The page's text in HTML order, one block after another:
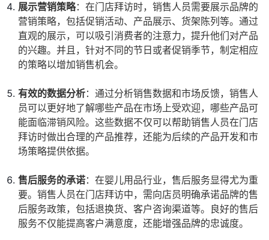
展示营销策略：在门店拜访时，销售人员需要展示品牌的
营销策略，包括促销活动、产品展示、货架陈列等。通过
直观的展示，可以吸引消费者的注意力，提升他们对产品
的兴趣。并且，针对不同的节日或者促销季节，制定相应
的策略以增加销售机会。
有效的数据分析：通过分析销售数据和市场反馈，销售人
员可以更好地了解哪些产品在市场上受欢迎，哪些产品可
能面临滞销风险。这些数据不仅可以帮助销售人员在门店
拜访时做出合理的产品推荐，还能为后续的产品开发和市
场策略提供依据。
售后服务的承诺：在婴儿用品行业，售后服务显得尤为重
要。销售人员在门店拜访中，需向店员明确承诺品牌的售
后服务政策，包括退换货、客户咨询渠道等。良好的售后
服务不仅能提高客户满意度，还能增强品牌的忠诚度。